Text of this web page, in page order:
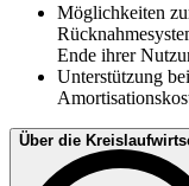
Möglichkeiten
Ende ihrer
Unterstützung
Über die